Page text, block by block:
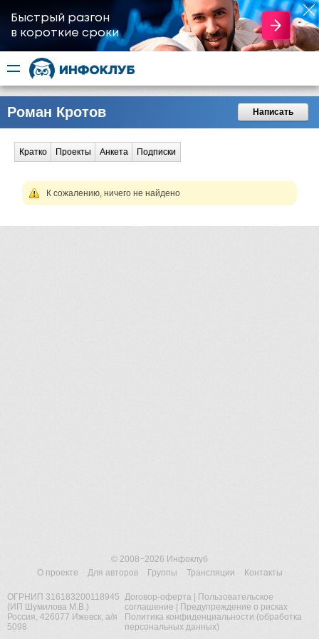
Быстрый разгон
​в короткие сроки
Роман Кротов Написать
Кратко Проекты Анкета Подписки
К сожалению, ничего не найдено
© 2008−2026 Инфоклуб
О проекте
Для авторов Группы Трансляции Контакты
ОГРНИП 316183200118945
(ИП Шумилова М.В.)
Россия, 426077 Ижевск, а/я
5098
Договор-оферта|
Пользовательское
соглашение
Предупреждение о рисках
Политика конфиденциальности (обработка
персональных данных)